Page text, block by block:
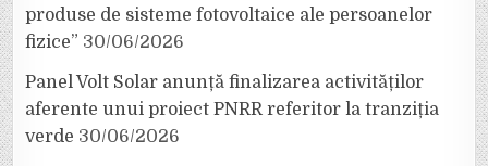
produse de sisteme fotovoltaice ale persoanelor
fizice” 30/06/2026
Panel Volt Solar anunță finalizarea activităților
aferente unui proiect PNRR referitor la tranziția
verde 30/06/2026